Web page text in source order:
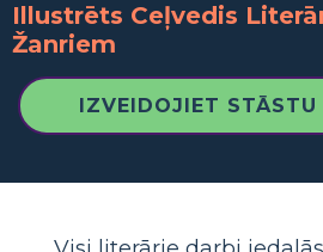
Illustrēts Ceļvedis
Žanriem
IZVEIDOJIET